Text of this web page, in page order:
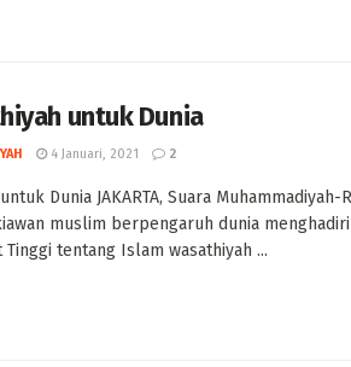
untuk Dunia
4 Januari, 2021 2
Dunia JAKARTA, Suara Muhammadiyah-
muslim berpengaruh dunia menghadiri
tentang Islam wasathiyah ...